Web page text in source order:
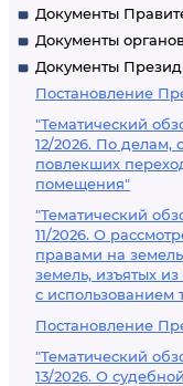
Документы
Документы
Документы
Постановление
"Тематический
12/2026. По делам,
повлекших
помещения"
"Тематический
11/2026. О
правами на
земель, изъятых
с использованием
Постановление
"Тематический
13/2026. О